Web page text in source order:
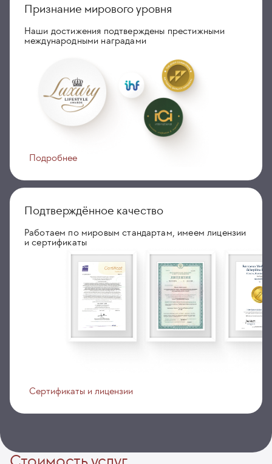
Признание мирового уровня
Наши достижения подтверждены престижными
международными наградами
Подробнее
Подтверждённое качество
Работаем по мировым стандартам, имеем лицензии
и сертификаты
Сертификаты и лицензии